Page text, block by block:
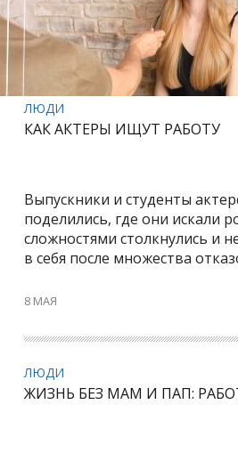
ЛЮДИ
КАК АКТЕРЫ ИЩУТ РАБОТУ
Выпускники и студенты
поделились, где они искали
сложностями столкнулись и
в себя после множества
8 МАЯ
ЛЮДИ
ЖИЗНЬ БЕЗ МАМ И ПАП: